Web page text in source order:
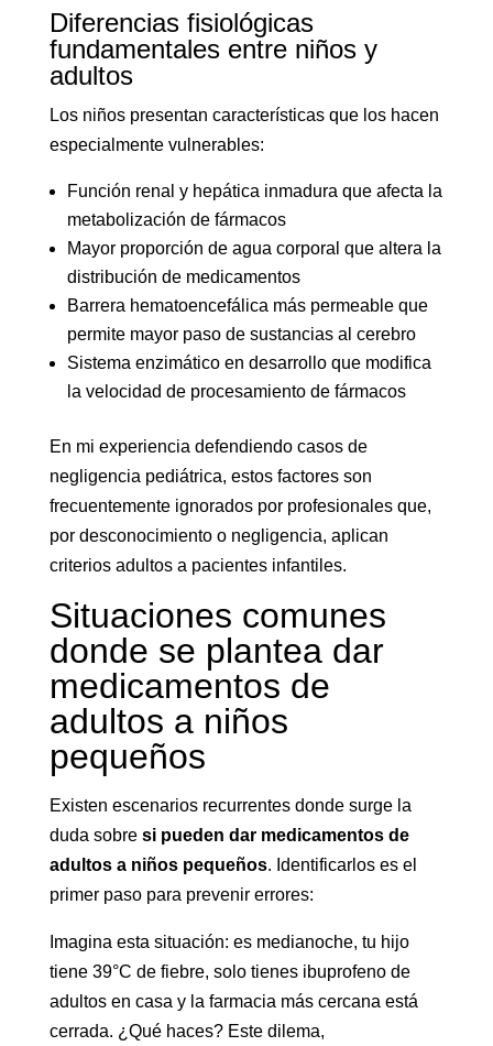
Diferencias fisiológicas
fundamentales entre niños y
adultos
Los niños presentan características que los hacen
especialmente vulnerables:
Función renal y hepática inmadura que afecta la
metabolización de fármacos
Mayor proporción de agua corporal que altera la
distribución de medicamentos
Barrera hematoencefálica más permeable que
permite mayor paso de sustancias al cerebro
Sistema enzimático en desarrollo que modifica
la velocidad de procesamiento de fármacos
En mi experiencia defendiendo casos de
negligencia pediátrica, estos factores son
frecuentemente ignorados por profesionales que,
por desconocimiento o negligencia, aplican
criterios adultos a pacientes infantiles.
Situaciones comunes
donde se plantea dar
medicamentos de
adultos a niños
pequeños
Existen escenarios recurrentes donde surge la
duda sobre si pueden dar medicamentos de
adultos a niños pequeños. Identificarlos es el
primer paso para prevenir errores:
Imagina esta situación: es medianoche, tu hijo
tiene 39°C de fiebre, solo tienes ibuprofeno de
adultos en casa y la farmacia más cercana está
cerrada. ¿Qué haces? Este dilema,